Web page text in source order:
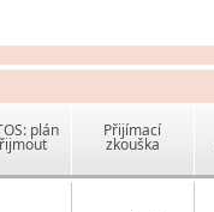
plán Přijímací
zkouška